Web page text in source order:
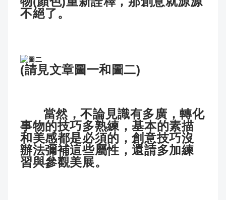
不絕了。
(請見文章圖一和圖二)
當然，不論見識有多廣，轉化
事物的技巧多熟練，基本的素描
和美感都是必須的，創意技巧沒
辦法彌補這些屬性，還請多加練
習與參觀美展。